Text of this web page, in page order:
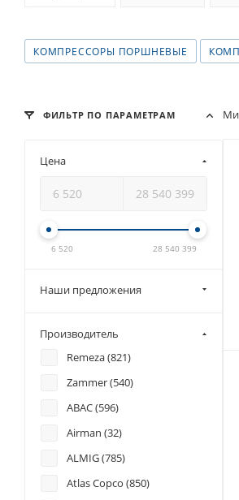
КОМПРЕССОРЫ ПОРШНЕВЫЕ
ФИЛЬТР ПО ПАРАМЕТРАМ
Цена
6 520 28 540 399
Наши предложения
Производитель
Remeza (821)
Zammer (540)
ABAC (596)
Airman (32)
ALMIG (785)
Atlas Copco (850)